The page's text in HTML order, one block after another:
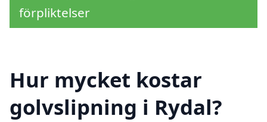
förpliktelser
Hur mycket kostar
golvslipning i Rydal?